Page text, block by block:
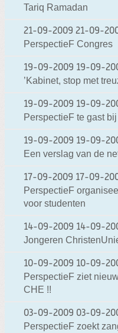
Tariq Ramadan
21-09-2009 21-09-
PerspectieF Congres
19-09-2009 19-09-
’Kabinet, stop met
19-09-2009 19-09-
PerspectieF te gast
19-09-2009 19-09-
Een verslag van de
17-09-2009 17-09-
PerspectieF
voor studenten
14-09-2009 14-09-
Jongeren
10-09-2009 10-09-
PerspectieF ziet
CHE !!
03-09-2009 03-09-
PerspectieF zoekt